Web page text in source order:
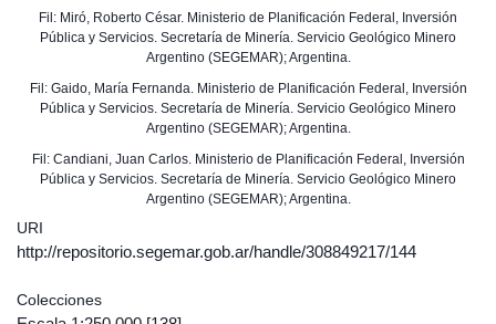
Fil: Miró, Roberto César. Ministerio de Planificación Federal, Inversión
Pública y Servicios. Secretaría de Minería. Servicio Geológico Minero
Argentino (SEGEMAR); Argentina.
Fil: Gaido, María Fernanda. Ministerio de Planificación Federal, Inversión
Pública y Servicios. Secretaría de Minería. Servicio Geológico Minero
Argentino (SEGEMAR); Argentina.
Fil: Candiani, Juan Carlos. Ministerio de Planificación Federal, Inversión
Pública y Servicios. Secretaría de Minería. Servicio Geológico Minero
Argentino (SEGEMAR); Argentina.
URI
http://repositorio.segemar.gob.ar/handle/308849217/144
Colecciones